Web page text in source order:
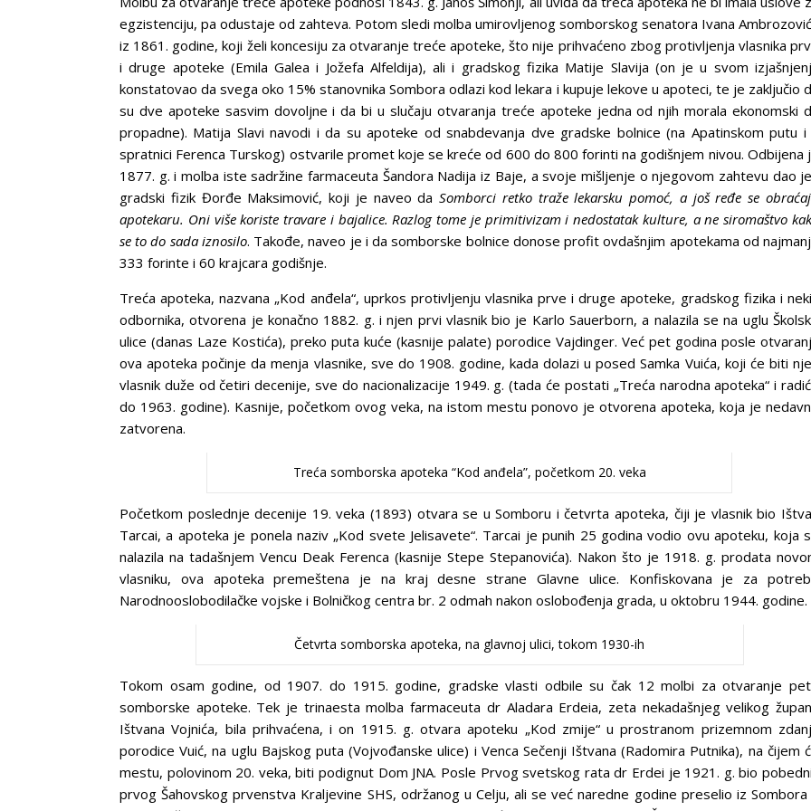
egzistenciju, pa odustaje od zahteva. Potom sledi molba umirovljenog somborskog senatora Ivana
iz 1861. godine, koji želi koncesiju za otvaranje treće apoteke, što nije prihvaćeno zbog protivljenja vlasnika
i druge apoteke (Emila Galea i Jožefa Alfeldija), ali i gradskog fizika Matije Slavija (on je u svom
konstatovao da svega oko 15% stanovnika Sombora odlazi kod lekara i kupuje lekove u apoteci, te je zaključio
su dve apoteke sasvim dovoljne i da bi u slučaju otvaranja treće apoteke jedna od njih morala ekonomski
propadne). Matija Slavi navodi i da su apoteke od snabdevanja dve gradske bolnice (na Apatinskom putu i
spratnici Ferenca Turskog) ostvarile promet koje se kreće od 600 do 800 forinti na godišnjem nivou. Odbijena
1877. g. i molba iste sadržine farmaceuta Šandora Nadija iz Baje, a svoje mišljenje o njegovom zahtevu dao
gradski fizik Đorđe Maksimović, koji je naveo daSomborci retko traže lekarsku pomoć, a još ređe se
apotekaru. Oni više koriste travare i bajalice. Razlog tome je primitivizam i nedostatak kulture, a ne siromaštvo
se to do sada iznosilo. Takođe, naveo je i da somborske bolnice donose profit ovdašnjim apotekama od
333 forinte i 60 krajcara godišnje.
Treća apoteka, nazvana „Kod anđela“, uprkos protivljenju vlasnika prve i druge apoteke, gradskog fizika i
odbornika, otvorena je konačno 1882. g. i njen prvi vlasnik bio je Karlo Sauerborn, a nalazila se na uglu
ulice (danas Laze Kostića), preko puta kuće (kasnije palate) porodice Vajdinger. Već pet godina posle
ova apoteka počinje da menja vlasnike, sve do 1908. godine, kada dolazi u posed Samka Vuića, koji će biti
vlasnik duže od četiri decenije, sve do nacionalizacije 1949. g. (tada će postati „Treća narodna apoteka“ i
do 1963. godine). Kasnije, početkom ovog veka, na istom mestu ponovo je otvorena apoteka, koja je
zatvorena.
Treća somborska apoteka “Kod anđela”, početkom 20. veka
Početkom poslednje decenije 19. veka (1893) otvara se u Somboru i četvrta apoteka, čiji je vlasnik bio
Tarcai, a apoteka je ponela naziv „Kod svete Jelisavete“. Tarcai je punih 25 godina vodio ovu apoteku, koja
nalazila na tadašnjem Vencu Deak Ferenca (kasnije Stepe Stepanovića). Nakon što je 1918. g. prodata
vlasniku, ova apoteka premeštena je na kraj desne strane Glavne ulice. Konfiskovana je za
Narodnooslobodilačke vojske i Bolničkog centra br. 2 odmah nakon oslobođenja grada, u oktobru 1944. godine.
Četvrta somborska apoteka, na glavnoj ulici, tokom 1930-ih
Tokom osam godine, od 1907. do 1915. godine, gradske vlasti odbile su čak 12 molbi za otvaranje
somborske apoteke. Tek je trinaesta molba farmaceuta dr Aladara Erdeia, zeta nekadašnjeg velikog
Ištvana Vojnića, bila prihvaćena, i on 1915. g. otvara apoteku „Kod zmije“ u prostranom prizemnom
porodice Vuić, na uglu Bajskog puta (Vojvođanske ulice) i Venca Sečenji Ištvana (Radomira Putnika), na čijem
mestu, polovinom 20. veka, biti podignut Dom JNA. Posle Prvog svetskog rata dr Erdei je 1921. g. bio
prvog Šahovskog prvenstva Kraljevine SHS, održanog u Celju, ali se već naredne godine preselio iz Sombora